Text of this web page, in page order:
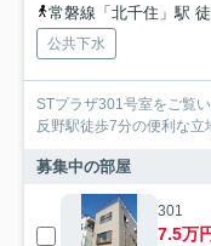
常磐線「北千住」駅
公共下水
STプラザ301号室をご覧いただ
反野駅徒歩7分の便利な
募集中の部屋
301
7.5万